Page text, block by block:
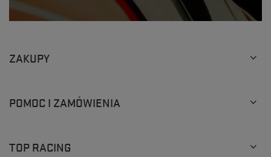
ZAKUPY
POMOC I ZAMÓWIENIA
TOP RACING